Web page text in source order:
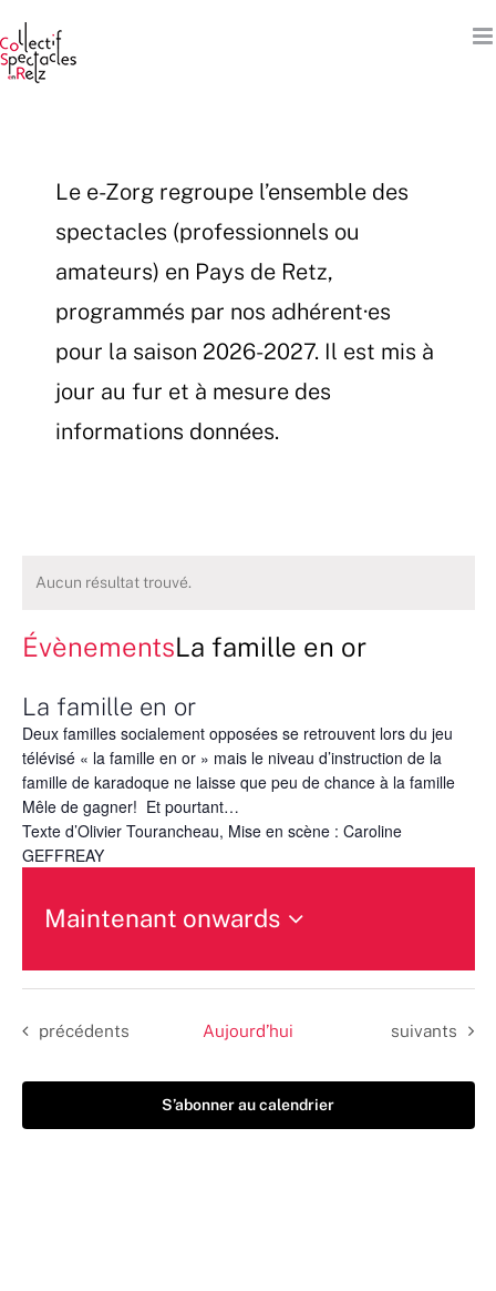
au
contenu
Le e-Zorg regroupe l’ensemble des
spectacles (professionnels ou
amateurs) en Pays de Retz,
programmés par nos adhérent·es
pour la saison 2026-2027. Il est mis à
jour au fur et à mesure des
informations données.
Aucun résultat trouvé.
ÉvènementsLa famille en or
La famille en or
Deux familles socialement opposées se retrouvent lors du jeu
télévisé « la famille en or » mais le niveau d’instruction de la
famille de karadoque ne laisse que peu de chance à la famille
Mêle de gagner! Et pourtant…
Texte d’Olivier Tourancheau, Mise en scène : Caroline
GEFFREAY
Maintenant onwards
une
date.
Évènements
précédents Aujourd’hui Évènements
suivants
S’abonner au calendrier